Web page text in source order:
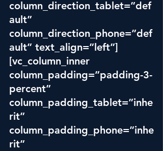
column_direction_tablet=”def
ault”
column_direction_phone=”def
ault” text_align=”left”]
[vc_column_inner
column_padding=”padding-3-
percent”
column_padding_tablet=”inhe
rit”
column_padding_phone=”inhe
rit”